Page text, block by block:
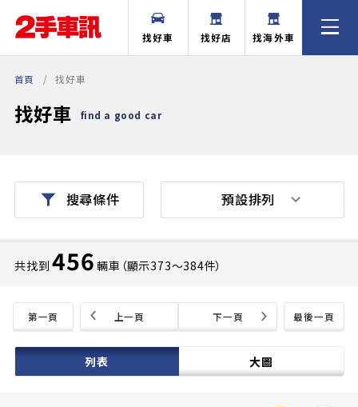
找好車 找好店 找海外車
首頁 找好車
找好車 find a good car
搜尋條件
共找到 456 輛車（顯示373〜384件）
第一頁 最後一頁
上一頁 下一頁
列表 大圖
預設排列